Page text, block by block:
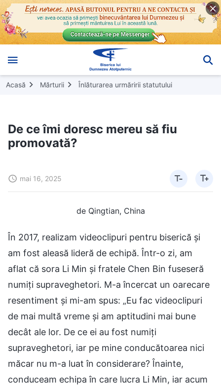
Acasă Mărturii Înlăturarea urmăririi statutului
De ce îmi doresc mereu să fiu
promovată?
mai 16, 2025
de Qingtian, China
În 2017, realizam videoclipuri pentru biserică și
am fost aleasă lideră de echipă. Într-o zi, am
aflat că sora Li Min și fratele Chen Bin fuseseră
numiți supraveghetori. M-a încercat un oarecare
resentiment și mi-am spus: „Eu fac videoclipuri
de mai multă vreme și am aptitudini mai bune
decât ale lor. De ce ei au fost numiți
supraveghetori, iar pe mine conducătoarea nici
măcar nu m-a luat în considerare? Înainte,
conduceam echipa în care lucra Li Min, iar acum